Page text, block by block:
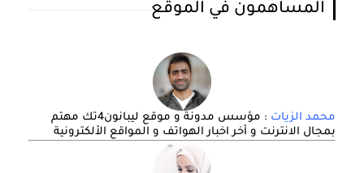
المساهمون في الموقع
محمد الزيات
: مؤسس مدونة و موقع ليبانون4تك مهتم
بمجال الانترنت و أخر اخبار الهواتف و المواقع الألكترونية